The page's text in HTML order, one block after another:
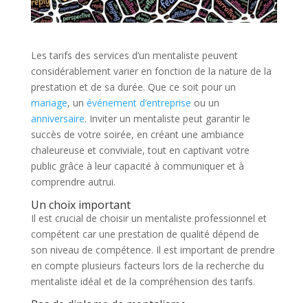
Les tarifs des services d’un mentaliste peuvent
considérablement varier en fonction de la nature de la
prestation et de sa durée. Que ce soit pour un
mariage, un événement d’entreprise ou un
anniversaire. Inviter un mentaliste peut garantir le
succès de votre soirée, en créant une ambiance
chaleureuse et conviviale, tout en captivant votre
public grâce à leur capacité à communiquer et à
comprendre autrui.
Un choix important
Il est crucial de choisir un mentaliste professionnel et
compétent car une prestation de qualité dépend de
son niveau de compétence. Il est important de prendre
en compte plusieurs facteurs lors de la recherche du
mentaliste idéal et de la compréhension des tarifs.